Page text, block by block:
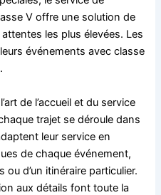
V offre une solution de
les plus élevées. Les
événements avec classe
de l’accueil et du service
trajet se déroule dans
leur service en
de chaque événement,
ou d’un itinéraire particulier.
aux détails font toute la